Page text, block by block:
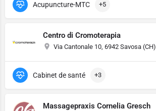
Acupuncture-MTC +5
Centro di Cromoterapia
Via Cantonale 10, 6942 Savosa (CH)
Cabinet de santé +3
Massagepraxis Cornelia Gresch